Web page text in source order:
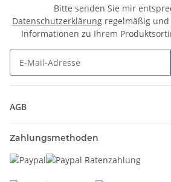
Bitte senden Sie mir
Datenschutzerklärung regelmäßig
Informationen zu Ihrem
AGB
Zahlungsmethoden